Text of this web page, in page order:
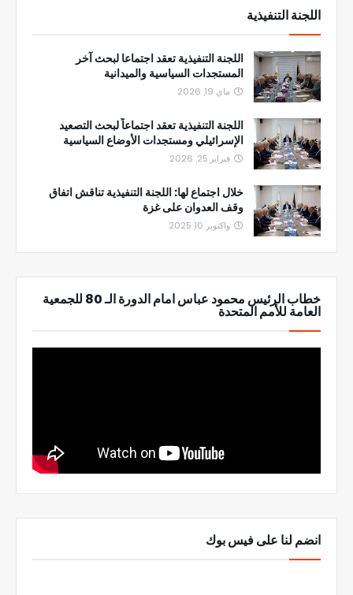
اللجنة التنفيذية
اللجنة التنفيذية تعقد اجتماعا لبحث آخر
المستجدات السياسية والميدانية
ماي 19, 2026
اللجنة التنفيذية تعقد اجتماعاً لبحث التصعيد
الإسرائيلي ومستجدات الأوضاع السياسية
فبراير 25, 2026
خلال اجتماع لها: اللجنة التنفيذية تناقش اتفاق
وقف العدوان على غزة
واكتوبر 10, 2025
خطاب الرئيس محمود عباس امام الدورة الـ 80 للجمعية
العامة للأمم المتحدة
انضم لنا على فيس بوك